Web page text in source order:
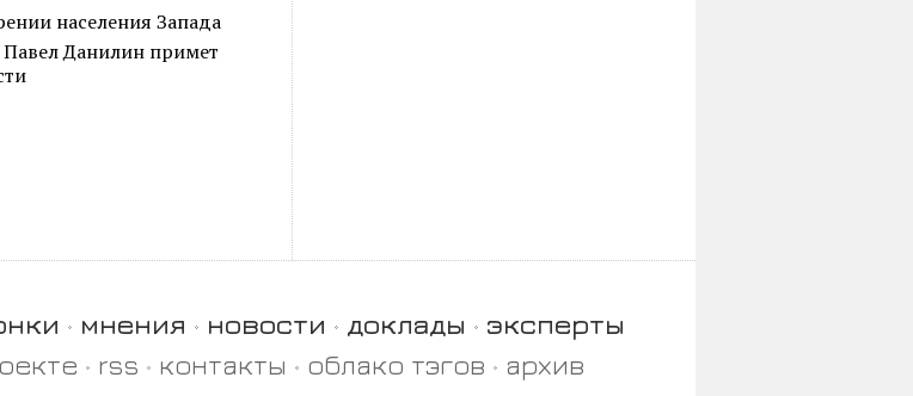
населения Запада
Павел Данилин примет
мнения новости доклады
эксперты
rss контакты облако тэгов архив